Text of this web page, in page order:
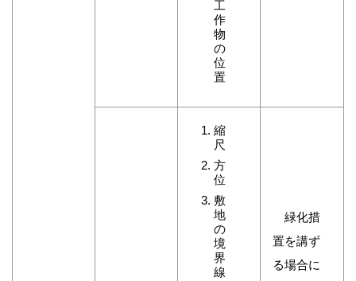
工
作
物
の
位
置
縮
尺
方
位
敷
地
の
境
界
線
緑化措
置を講ず
る場合に